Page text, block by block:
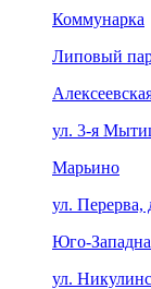
Коммунарка
Липовый
ул. 3-я
Марьино
ул. Перерва,
Юго-
ул.